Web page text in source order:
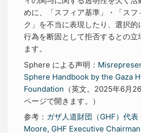
めに、「スフィア基準」・「スフ
ク」を不当に表現したり、選択的
行為を断固として拒否するとの立
ます。
Sphere による声明：
Sphere Handbook by the Gaza
Foundation （英文。2025年6月
ページで開きます。）
参考： ガザ人道財団（GHF）代
Moore, GHF Executive